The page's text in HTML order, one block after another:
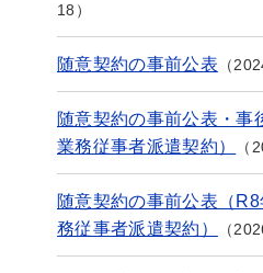
18
随意契約の事前公表
随意契約の事前公表・事
業務従事者派遣契約）
随意契約の事前公表（
務従事者派遣契約）